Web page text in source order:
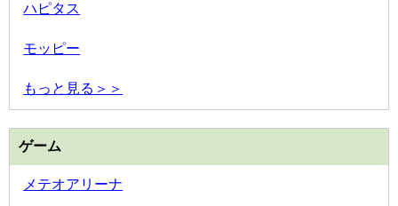
ハピタス
モッピー
もっと見る＞＞
ゲーム
メテオアリーナ